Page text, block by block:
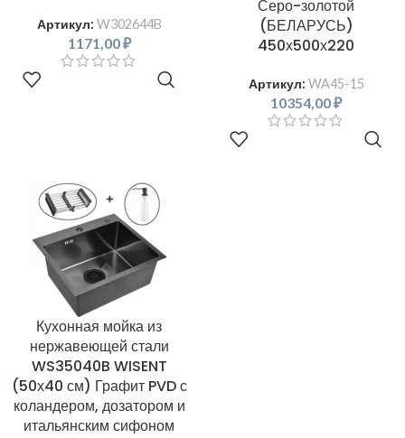
Артикул: W302644B
1171,00₽
Серо-золотой
(БЕЛАРУСЬ)
450х500х220
Артикул: WA45-15
10354,00₽
Кухонная мойка из
нержавеющей стали
WS35040B WISENT
(50х40 см) Графит PVD с
коландером, дозатором и
итальянским сифоном